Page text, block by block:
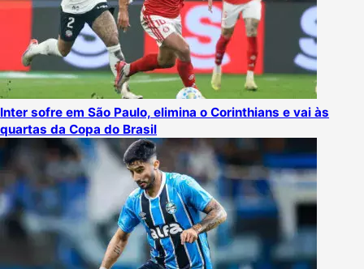
Inter sofre em São Paulo, elimina o Corinthians e vai às
quartas da Copa do Brasil